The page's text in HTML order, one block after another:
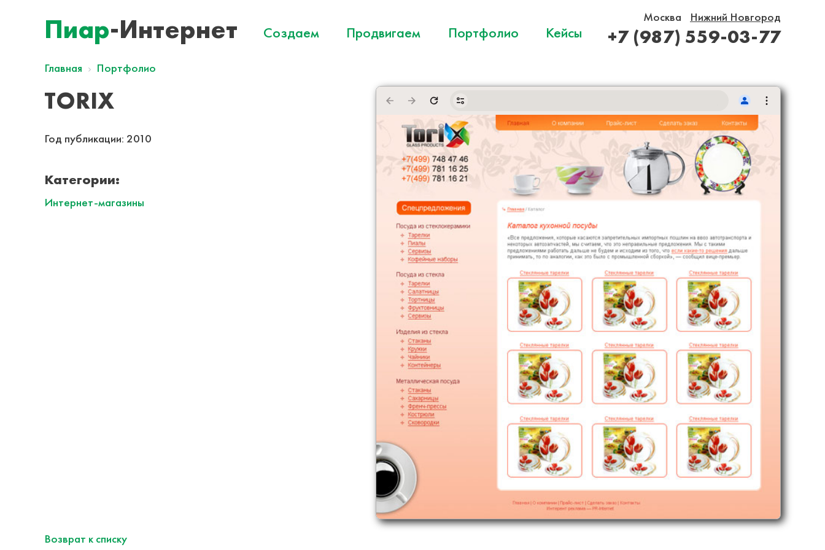
Пиар-Интернет Создаем Продвигаем Портфолио Кейсы
Москва Нижний Новгород
+7 (987) 559-03-77
Главная Портфолио
TORIX
Год публикации: 2010
Категории:
Интернет-магазины
Возврат к списку